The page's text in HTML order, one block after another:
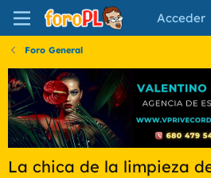
Acceder
Foro General
La chica de la limpieza